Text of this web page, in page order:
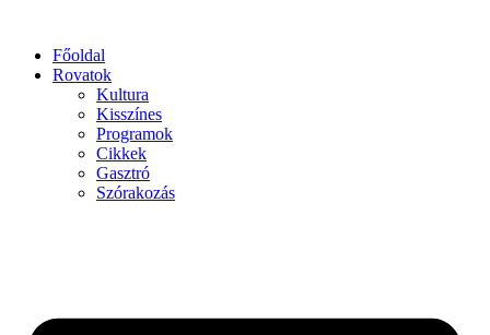
Főoldal
Rovatok
Kultura
Kisszínes
Programok
Cikkek
Gasztró
Szórakozás